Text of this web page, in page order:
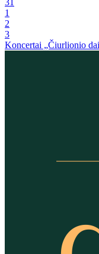
1
2
3
Koncertai „Čiurlionio